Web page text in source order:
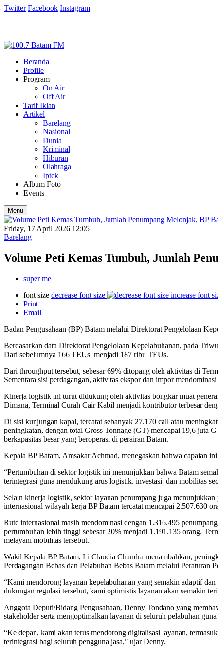
Twitter Facebook Instagram
Beranda
Profile
Program
On Air
Off Air
Tarif Iklan
Artikel
Barelang
Nasional
Dunia
Kriminal
Hiburan
Olahraga
Iptek
Album Foto
Events
Menu
Friday, 17 April 2026 12:05
Barelang
Volume Peti Kemas Tumbuh, Jumlah
super me
font size decrease font size
increase font
Print
Email
Badan Pengusahaan (BP) Batam melalui Direktorat Pengelolaan
Berdasarkan data Direktorat Pengelolaan Kepelabuhanan, pada
Dari sebelumnya 166 TEUs, menjadi 187 ribu TEUs.
Dari throughput tersebut, sebesar 69% ditopang oleh aktivitas di
Sementara sisi perdagangan, aktivitas ekspor dan impor
Kinerja logistik ini turut didukung oleh aktivitas bongkar muat
Dimana, Terminal Curah Cair Kabil menjadi kontributor terbesar
Di sisi kunjungan kapal, tercatat sebanyak 27.170 call atau
peningkatan, dengan total Gross Tonnage (GT) mencapai 19,6 juta
berkapasitas besar yang beroperasi di perairan Batam.
Kepala BP Batam, Amsakar Achmad, menegaskan bahwa capaian
“Pertumbuhan di sektor logistik ini menunjukkan bahwa Batam
terintegrasi guna mendukung arus logistik, investasi, dan mobilitas
Selain kinerja logistik, sektor layanan penumpang juga
internasional wilayah kerja BP Batam tercatat mencapai 2.507.630
Rute internasional masih mendominasi dengan 1.316.495
pertumbuhan lebih tinggi sebesar 20% menjadi 1.191.135 orang.
melayani mobilitas tersebut.
Wakil Kepala BP Batam, Li Claudia Chandra menambahkan,
Perdagangan Bebas dan Pelabuhan Bebas Batam melalui Peraturan
“Kami mendorong layanan kepelabuhanan yang semakin adaptif
dukungan regulasi tersebut, kami optimistis layanan akan semakin
Anggota Deputi/Bidang Pengusahaan, Denny Tondano yang
stakeholder serta mengoptimalkan layanan di seluruh pelabuhan
“Ke depan, kami akan terus mendorong digitalisasi layanan,
terintegrasi bagi seluruh pengguna jasa,” ujar Denny.